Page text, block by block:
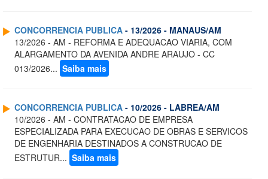
CONCORRENCIA PUBLICA - 13/2026 - MANAUS/AM
13/2026 - AM - REFORMA E ADEQUACAO VIARIA, COM
ALARGAMENTO DA AVENIDA ANDRE ARAUJO - CC
013/2026... Saiba mais
CONCORRENCIA PUBLICA - 10/2026 - LABREA/AM
10/2026 - AM - CONTRATACAO DE EMPRESA
ESPECIALIZADA PARA EXECUCAO DE OBRAS E SERVICOS
DE ENGENHARIA DESTINADOS A CONSTRUCAO DE
ESTRUTUR... Saiba mais